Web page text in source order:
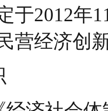
于2012年
营经济创